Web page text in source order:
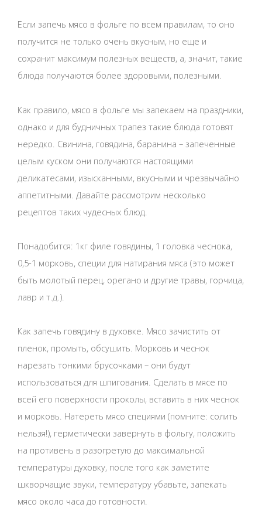
Если запечь мясо в фольге по всем правилам, то оно
получится не только очень вкусным, но еще и
сохранит максимум полезных веществ, а, значит, такие
блюда получаются более здоровыми, полезными.
Как правило, мясо в фольге мы запекаем на праздники,
однако и для будничных трапез такие блюда готовят
нередко. Свинина, говядина, баранина – запеченные
целым куском они получаются настоящими
деликатесами, изысканными, вкусными и чрезвычайно
аппетитными. Давайте рассмотрим несколько
рецептов таких чудесных блюд.
Понадобится: 1кг филе говядины, 1 головка чеснока,
0,5-1 морковь, специи для натирания мяса (это может
быть молотый перец, орегано и другие травы, горчица,
лавр и т.д.).
Как запечь говядину в духовке. Мясо зачистить от
пленок, промыть, обсушить. Морковь и чеснок
нарезать тонкими брусочками – они будут
использоваться для шпигования. Сделать в мясе по
всей его поверхности проколы, вставить в них чеснок
и морковь. Натереть мясо специями (помните: солить
нельзя!), герметически завернуть в фольгу, положить
на противень в разогретую до максимальной
температуры духовку, после того как заметите
шкворчащие звуки, температуру убавьте, запекать
мясо около часа до готовности.